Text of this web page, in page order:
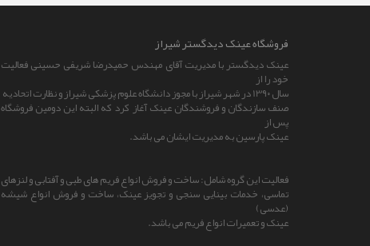
فروشگاه عينک ديدگستر شيراز
عینک دیدگستر با مدیریت آقای مهندس حمیدرضا شریفی حسینی فعالیت
خود را از
سال 13۹۰ در شهر شیراز با مجوز دانشگاه علوم پزشکی شیراز و نظارت اتحادیه
صنف سازندگان و فروشندگان عینک آغاز کرد که البته این دومین فروشگاه
پس از
عینک پارسین به مدیریت ایشان می باشد.
فعالیت این گروه شامل: ساخت و فروش انواع فریم های طبی و آفتابی و لنزهای
تماسی، خدمات بینایی سنجی و تجویز عینک، ساخت و فروش انواع شیشه
(عدسی)
عینک و تعمیرات انواع فریم می باشد.